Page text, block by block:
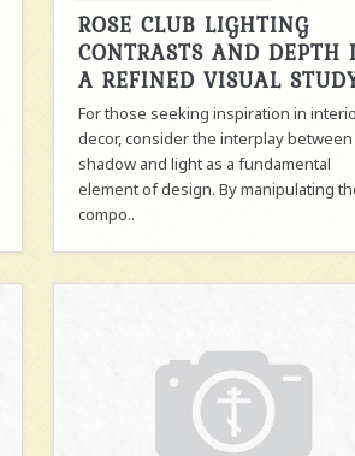
ROSE CLUB LIGHTING
CONTRASTS AND DEPTH
A REFINED VISUAL
For those seeking inspiration in
decor, consider the interplay between
shadow and light as a fundamental
element of design. By manipulating
compo..